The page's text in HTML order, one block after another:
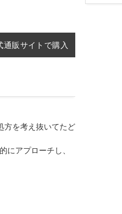
通販サイトで購入
方を考え抜いてたど
にアプローチし、